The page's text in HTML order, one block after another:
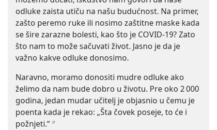
odluke zaista utiču na našu budućnost. Na primer,
zašto peremo ruke ili nosimo zaštitne maske kada
se šire zarazne bolesti, kao što je COVID-19? Zato
što nam to može sačuvati život. Jasno je da je
važno kakve odluke donosimo.
Naravno, moramo donositi mudre odluke ako
želimo da nam bude dobro u životu. Pre oko 2 000
godina, jedan mudar učitelj je objasnio u čemu je
poenta kada je rekao: „Šta čovek poseje, to će i
požnjeti.“b